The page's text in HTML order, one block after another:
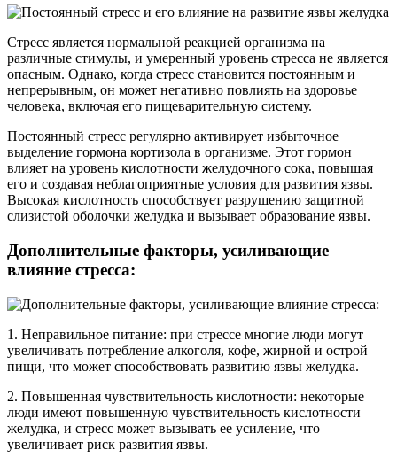
Стресс является нормальной реакцией организма на
различные стимулы, и умеренный уровень стресса не является
опасным. Однако, когда стресс становится постоянным и
непрерывным, он может негативно повлиять на здоровье
человека, включая его пищеварительную систему.
Постоянный стресс регулярно активирует избыточное
выделение гормона кортизола в организме. Этот гормон
влияет на уровень кислотности желудочного сока, повышая
его и создавая неблагоприятные условия для развития язвы.
Высокая кислотность способствует разрушению защитной
слизистой оболочки желудка и вызывает образование язвы.
Дополнительные факторы, усиливающие
влияние стресса:
1. Неправильное питание: при стрессе многие люди могут
увеличивать потребление алкоголя, кофе, жирной и острой
пищи, что может способствовать развитию язвы желудка.
2. Повышенная чувствительность кислотности: некоторые
люди имеют повышенную чувствительность кислотности
желудка, и стресс может вызывать ее усиление, что
увеличивает риск развития язвы.